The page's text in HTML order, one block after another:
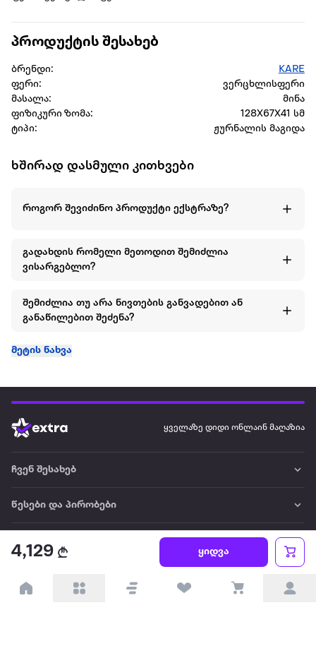
4,129 ყიდვა
პროდუქტის შესახებ
ბრენდი:
KARE
ფერი:
ვერცხლისფერი
მასალა:
მინა
ფიზიკური ზომა:
128X67X41 სმ
ტიპი:
ჟურნალის მაგიდა
ხშირად დასმული კითხვები
როგორ შევიძინო პროდუქტი ექსტრაზე?
გადახდის რომელი მეთოდით შემიძლია
ვისარგებლო?
შემიძლია თუ არა ნივთების განვადებით ან
განაწილებით შეძენა?
მეტის ნახვა
ყველაზე დიდი ონლაინ მაღაზია
ჩვენ შესახებ
წესები და პირობები